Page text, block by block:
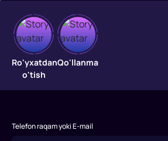
Yangi
yil
sarguzashtlari
sarguzashtlari"
Ro'yxatdan
o'tish
Qo'llanma
Telefon raqam yoki E-mail